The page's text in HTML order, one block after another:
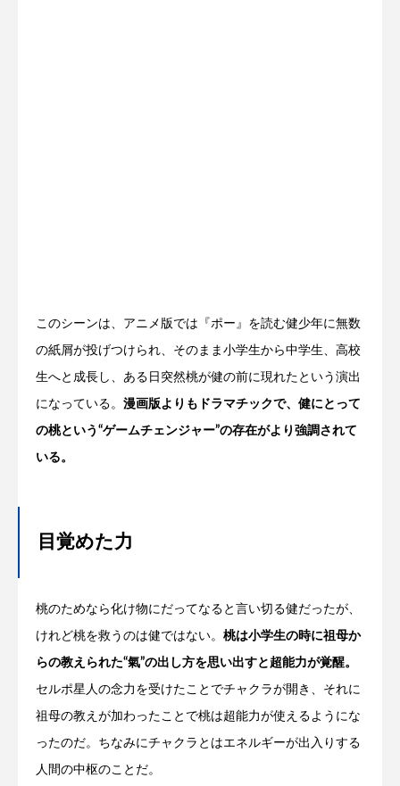
このシーンは、アニメ版では『ポー』を読む健少年に無数
の紙屑が投げつけられ、そのまま小学生から中学生、高校
生へと成長し、ある日突然桃が健の前に現れたという演出
になっている。 漫画版よりもドラマチックで、健にとって
の桃という“ゲームチェンジャー”の存在がより強調されて
いる。
目覚めた力
桃のためなら化け物にだってなると言い切る健だったが、
けれど桃を救うのは健ではない。 桃は小学生の時に祖母か
らの教えられた“氣”の出し方を思い出すと超能力が覚醒。
セルポ星人の念力を受けたことでチャクラが開き、それに
祖母の教えが加わったことで桃は超能力が使えるようにな
ったのだ。ちなみにチャクラとはエネルギーが出入りする
人間の中枢のことだ。